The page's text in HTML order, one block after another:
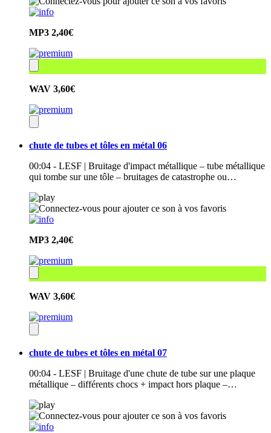
MP3 2,40€
WAV 3,60€
chute de tubes et tôles en métal 06
00:04 - LESF | Bruitage d'impact métallique – tube métallique
qui tombe sur une tôle – bruitages de catastrophe ou…
MP3 2,40€
WAV 3,60€
chute de tubes et tôles en métal 07
00:04 - LESF | Bruitage d'une chute de tube sur une plaque
métallique – différents chocs + impact hors plaque –…